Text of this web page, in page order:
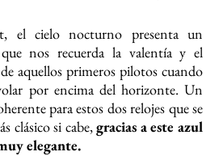
el cielo nocturno presenta un
nos recuerda la valentía y el
aquellos primeros pilotos cuando
por encima del horizonte. Un
para estos dos relojes que se
clásico si cabe,gracias a este azul
elegante.